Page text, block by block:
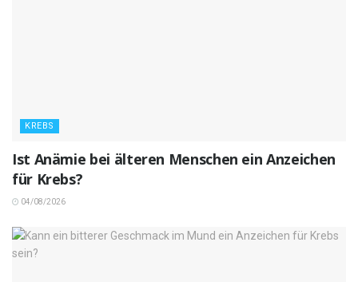
KREBS
Ist Anämie bei älteren Menschen ein Anzeichen
für Krebs?
04/08/2026